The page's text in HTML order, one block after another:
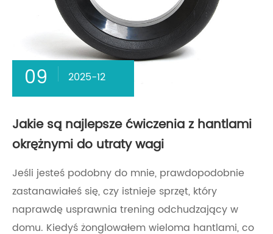
09 2025-12
Jakie są najlepsze ćwiczenia z hantlami
okrężnymi do utraty wagi
Jeśli jesteś podobny do mnie, prawdopodobnie
zastanawiałeś się, czy istnieje sprzęt, który
naprawdę usprawnia trening odchudzający w
domu. Kiedyś żonglowałem wieloma hantlami, co